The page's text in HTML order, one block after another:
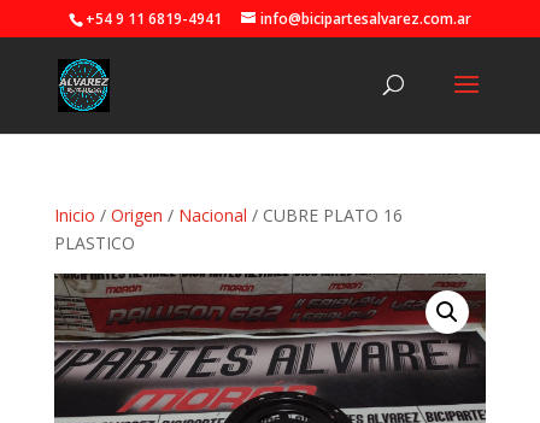
+54 9 11 6819-4941 info@bicipartesalvarez.com.ar
Inicio / Origen / Nacional / CUBRE PLATO 16
PLASTICO